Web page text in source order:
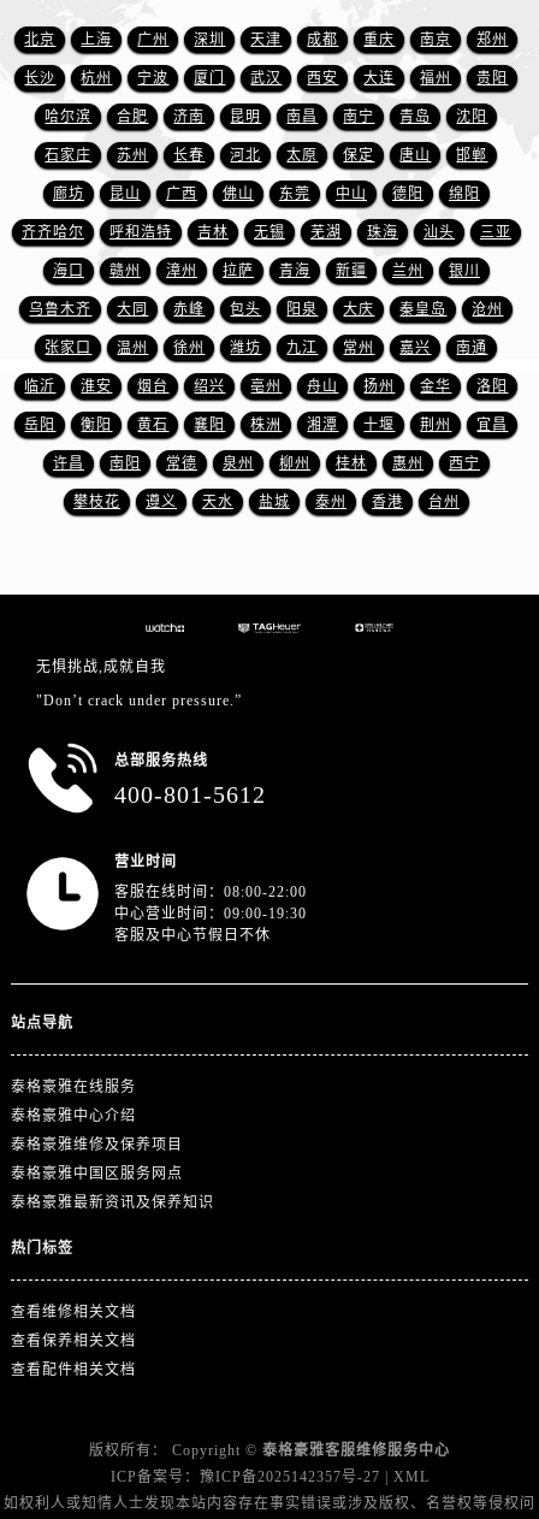
安徽省蚌埠市蚌山区淮河路泰格豪雅售后服务中心（需提前预约）
安徽省亳州市谯城区魏武大道泰格豪雅售后服务中心（需提前预约）
安徽省池州市贵池区长江路泰格豪雅售后服务中心（需提前预约）
安徽省滁州市琅琊区南谯北路泰格豪雅售后服务中心（需提前预约）
安徽省阜阳市颍州区颍州北路泰格豪雅售后服务中心（需提前预约）
安徽省淮北市相山区淮海路泰格豪雅售后服务中心（需提前预约）
安徽省淮南市田家庵区国庆中路泰格豪雅售后服务中心（需提前预约）
安徽省黄山市屯溪区黄山西路泰格豪雅售后服务中心（需提前预约）
安徽省六安市金安区解放中路泰格豪雅售后服务中心（需提前预约）
安徽省马鞍山市雨山区湖南西路泰格豪雅售后服务中心（需提前预约）
安徽省宿州市埇桥区人民中路泰格豪雅售后服务中心（需提前预约）
安徽省铜陵市铜官区石城大道泰格豪雅售后服务中心（需提前预约）
安徽省芜湖市镜湖区中山路步行街泰格豪雅售后服务中心（需提前预约）
福建省宁德市蕉城区天湖东路泰格豪雅售后服务中心（需提前预约）
山东省济南市历下区经十路11111号华润中心写字楼（万象城）15层1508室泰格豪雅售后服务中心（需提前预约）
北京 上海 广州 深圳 天津 成都 重庆 南京 郑州
长沙 杭州 宁波 厦门 武汉 西安 大连 福州 贵阳
哈尔滨 合肥 济南 昆明 南昌 南宁 青岛 沈阳
石家庄 苏州 长春 河北 太原 保定 唐山 邯郸
廊坊 昆山 广西 佛山 东莞 中山 德阳 绵阳
齐齐哈尔 呼和浩特 吉林 无锡 芜湖 珠海 汕头 三亚
海口 赣州 漳州 拉萨 青海 新疆 兰州 银川
乌鲁木齐 大同 赤峰 包头 阳泉 大庆 秦皇岛 沧州
张家口 温州 徐州 潍坊 九江 常州 嘉兴 南通
临沂 淮安 烟台 绍兴 亳州 舟山 扬州 金华 洛阳
岳阳 衡阳 黄石 襄阳 株洲 湘潭 十堰 荆州 宜昌
许昌 南阳 常德 泉州 柳州 桂林 惠州 西宁
攀枝花 遵义 天水 盐城 泰州 香港 台州
无惧挑战,成就自我
"Don’t crack under pressure.”
总部服务热线
400-801-5612
营业时间
客服在线时间：08:00-22:00
中心营业时间：09:00-19:30
客服及中心节假日不休
站点导航
泰格豪雅在线服务
泰格豪雅中心介绍
泰格豪雅维修及保养项目
泰格豪雅中国区服务网点
泰格豪雅最新资讯及保养知识
热门标签
查看维修相关文档
查看保养相关文档
查看配件相关文档
版权所有： Copyright © 泰格豪雅客服维修服务中心
ICP备案号： 豫ICP备2025142357号-27 | XML
如权利人或知情人士发现本站内容存在事实错误或涉及版权、名誉权等侵权问